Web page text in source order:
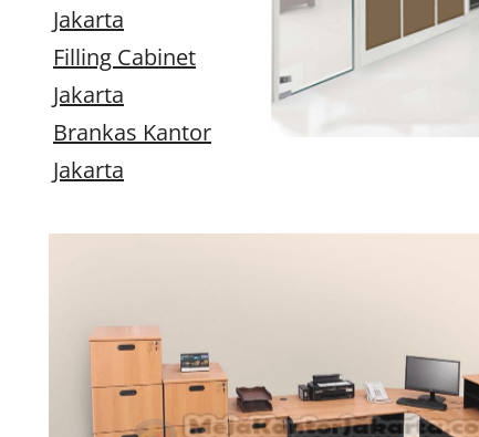
Jakarta
Filling Cabinet
Jakarta
Brankas Kantor
Jakarta